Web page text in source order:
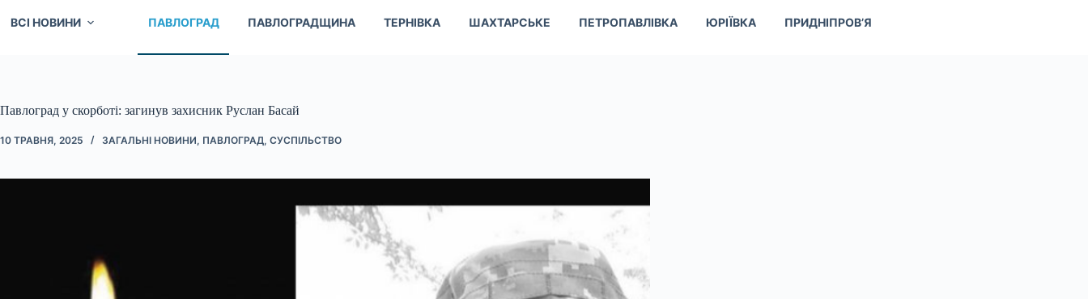
ВСІ НОВИНИ ПАВЛОГРАД ПАВЛОГРАДЩИНА ТЕРНІВКА ШАХТАРСЬКЕ ПЕТРОПАВЛІВКА ЮРІЇВКА ПРИДНІПРОВ’Я
Павлоград у скорботі: загинув захисник Руслан Басай
10 ТРАВНЯ, 2025 ЗАГАЛЬНІ НОВИНИ, ПАВЛОГРАД, СУСПІЛЬСТВО